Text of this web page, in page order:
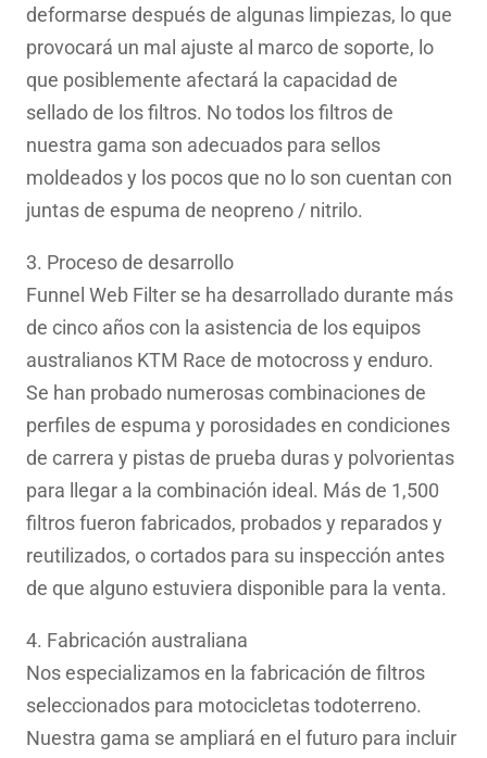
deformarse después de algunas limpiezas, lo que
provocará un mal ajuste al marco de soporte, lo
que posiblemente afectará la capacidad de
sellado de los filtros. No todos los filtros de
nuestra gama son adecuados para sellos
moldeados y los pocos que no lo son cuentan con
juntas de espuma de neopreno / nitrilo.
3. Proceso de desarrollo
Funnel Web Filter se ha desarrollado durante más
de cinco años con la asistencia de los equipos
australianos KTM Race de motocross y enduro.
Se han probado numerosas combinaciones de
perfiles de espuma y porosidades en condiciones
de carrera y pistas de prueba duras y polvorientas
para llegar a la combinación ideal. Más de 1,500
filtros fueron fabricados, probados y reparados y
reutilizados, o cortados para su inspección antes
de que alguno estuviera disponible para la venta.
4. Fabricación australiana
Nos especializamos en la fabricación de filtros
seleccionados para motocicletas todoterreno.
Nuestra gama se ampliará en el futuro para incluir